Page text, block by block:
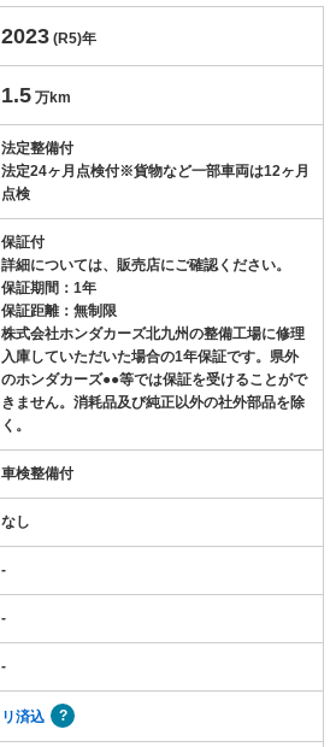
2023 (R5)年
1.5 万km
法定整備付
法定24ヶ月点検付※貨物など一部車両は12ヶ月
点検
保証付
詳細については、販売店にご確認ください。
保証期間：1年
保証距離：無制限
株式会社ホンダカーズ北九州の整備工場に修理
入庫していただいた場合の1年保証です。県外
のホンダカーズ●●等では保証を受けることがで
きません。消耗品及び純正以外の社外部品を除
く。
車検整備付
なし
-
-
-
リ済込